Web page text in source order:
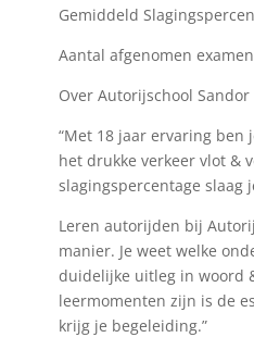
Gemiddeld
Aantal afgenomen
Over Autorijschool Sandor
“Met 18 jaar ervaring ben
het drukke verkeer vlot &
slagingspercentage slaag
Leren autorijden bij
manier. Je weet welke
duidelijke uitleg in woord
leermomenten zijn is de
krijg je begeleiding.”